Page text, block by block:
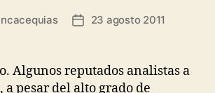
Fecha
entrada
23 agosto 2011
Algunos reputados analistas a
pesar del alto grado de